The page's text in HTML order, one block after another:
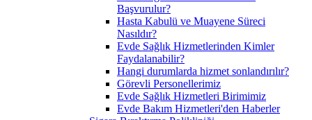
Başvurulur?
Hasta Kabulü ve Muayene Süreci
Nasıldır?
Evde Sağlık Hizmetlerinden Kimler
Faydalanabilir?
Hangi durumlarda hizmet sonlandırılır?
Görevli Personellerimiz
Evde Sağlık Hizmetleri Birimimiz
Evde Bakım Hizmetleri'den Haberler